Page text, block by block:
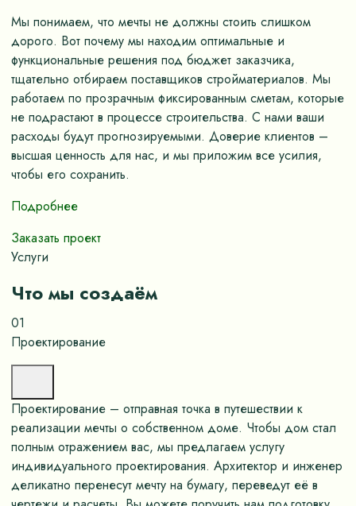
Мы понимаем, что мечты не должны стоить слишком
дорого. Вот почему мы находим оптимальные и
функциональные решения под бюджет заказчика,
тщательно отбираем поставщиков стройматериалов. Мы
работаем по прозрачным фиксированным сметам, которые
не подрастают в процессе строительства. С нами ваши
расходы будут прогнозируемыми. Доверие клиентов –
высшая ценность для нас, и мы приложим все усилия,
чтобы его сохранить.
Подробнее
Заказать проект
Услуги
Что мы создаём
01
Проектирование
Проектирование – отправная точка в путешествии к
реализации мечты о собственном доме. Чтобы дом стал
полным отражением вас, мы предлагаем услугу
индивидуального проектирования. Архитектор и инженер
деликатно перенесут мечту на бумагу, переведут её в